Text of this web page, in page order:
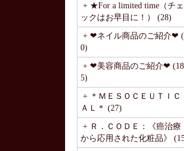
+ ★For a limited time（チェ
ックはお早目に！） (28)
+ ❤ネイル商品のご紹介❤
0)
+ ❤美容商品のご紹介❤ (18
5)
+ ＊ＭＥＳＯＣＥＵＴＩＣ
ＡＬ＊ (27)
+ Ｒ．ＣＯＤＥ：《癌治療
から応用された化粧品》